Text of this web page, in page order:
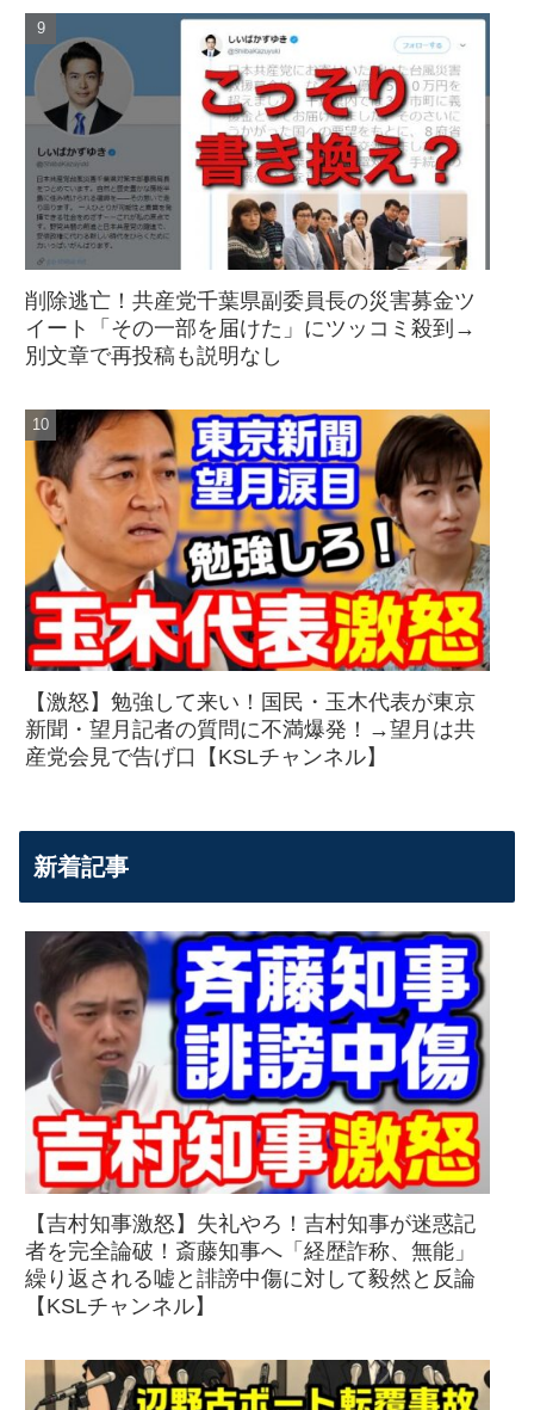
削除逃亡！共産党千葉県副委員長の災害募金ツ
イート「その一部を届けた」にツッコミ殺到→
別文章で再投稿も説明なし
【激怒】勉強して来い！国民・玉木代表が東京
新聞・望月記者の質問に不満爆発！→望月は共
産党会見で告げ口【KSLチャンネル】
新着記事
【吉村知事激怒】失礼やろ！吉村知事が迷惑記
者を完全論破！斎藤知事へ「経歴詐称、無能」
繰り返される嘘と誹謗中傷に対して毅然と反論
【KSLチャンネル】